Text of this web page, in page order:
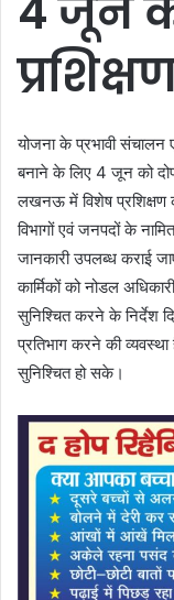
4जून
योजना के प्रभावी संचालन
बनाने के लिए 4 जून को
लखनऊ में विशेष प्रशिक्षण
विभागों एवं जनपदों के
जानकारी उपलब्ध कराई
कार्मिकों को नोडल
सुनिश्चित करने के निर्देश
प्रतिभाग करने की व्यवस्था
सुनिश्चित हो सके।